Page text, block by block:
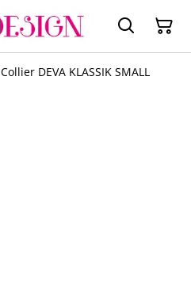
Collier DEVA KLASSIK SMALL